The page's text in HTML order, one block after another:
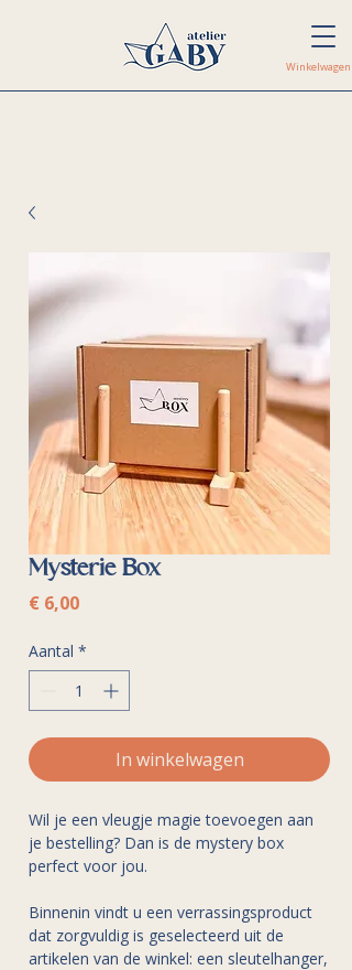
Winkelwagen
Mysterie Box
€ 6,00Prijs
Aantal *
In winkelwagen
Wil je een vleugje magie toevoegen aan
je bestelling? Dan is de mystery box
perfect voor jou.
Binnenin vindt u een verrassingsproduct
dat zorgvuldig is geselecteerd uit de
artikelen van de winkel: een sleutelhanger,